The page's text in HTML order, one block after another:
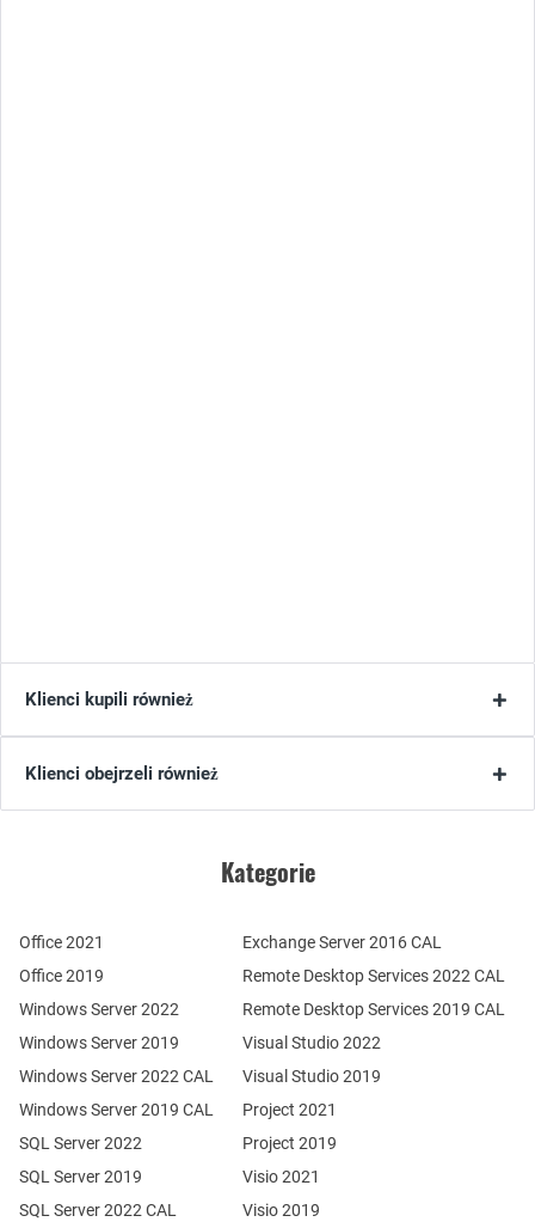
Klienci kupili również
Klienci obejrzeli również
Kategorie
Office 2021
Office 2019
Windows Server 2022
Windows Server 2019
SQL Server 2022
SQL Server 2019
Windows Server 2022 CAL
Windows Server 2019 CAL
SQL Server 2022 CAL
Remote Desktop Services 2022 CAL
Remote Desktop Services 2019 CAL
Exchange Server 2016 CAL
Visual Studio 2022
Visual Studio 2019
Project 2021
Project 2019
Visio 2021
Visio 2019